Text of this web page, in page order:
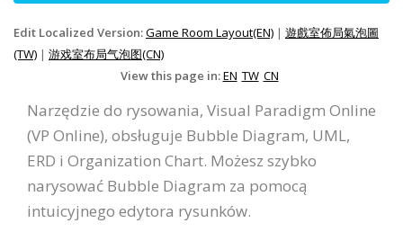
Edit Localized Version:Game Room Layout(EN) | 遊戲室佈局氣泡圖
(TW) | 游戏室布局气泡图(CN)
View this page in:EN TW CN
Narzędzie do rysowania, Visual Paradigm Online
(VP Online), obsługuje Bubble Diagram, UML,
ERD i Organization Chart. Możesz szybko
narysować Bubble Diagram za pomocą
intuicyjnego edytora rysunków.